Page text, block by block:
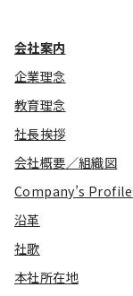
会社案内
企業理念
教育理念
社長挨拶
会社概要／組織図
Company’s Profile
沿革
社歌
本社所在地